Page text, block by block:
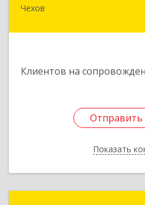
Чехов
Клиентов на
Отправить
Показать
142306, Московская обл,
Отправить
Назад